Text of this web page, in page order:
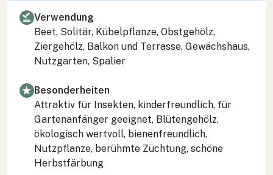
Verwendung
Beet, Solitär, Kübelpflanze, Obstgehölz,
Ziergehölz, Balkon und Terrasse, Gewächshaus,
Nutzgarten, Spalier
Besonderheiten
Attraktiv für Insekten, kinderfreundlich, für
Gartenanfänger geeignet, Blütengehölz,
ökologisch wertvoll, bienenfreundlich,
Nutzpflanze, berühmte Züchtung, schöne
Herbstfärbung